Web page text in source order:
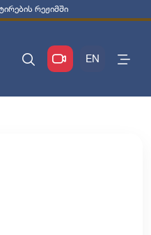
რეჟიმში
EN